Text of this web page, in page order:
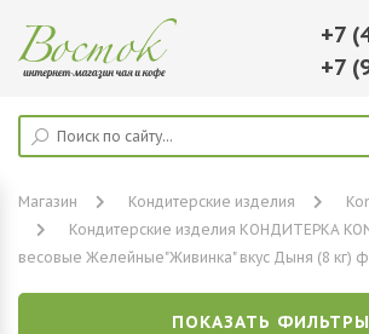
+7
+7
Магазин Кондитерские изделия
Кондитерские изделия КОНДИТЕРКА
весовые Желейные"Живинка" вкус Дыня (8 кг)
ПОКАЗАТЬ ФИЛЬТРЫ